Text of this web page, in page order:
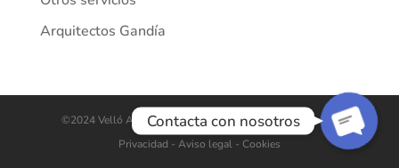
Arquitectos Gandía
©2024 Velló Arquitectes. Todos los derechos reservados.
Privacidad - Aviso legal - Cookies
Contacta con nosotros